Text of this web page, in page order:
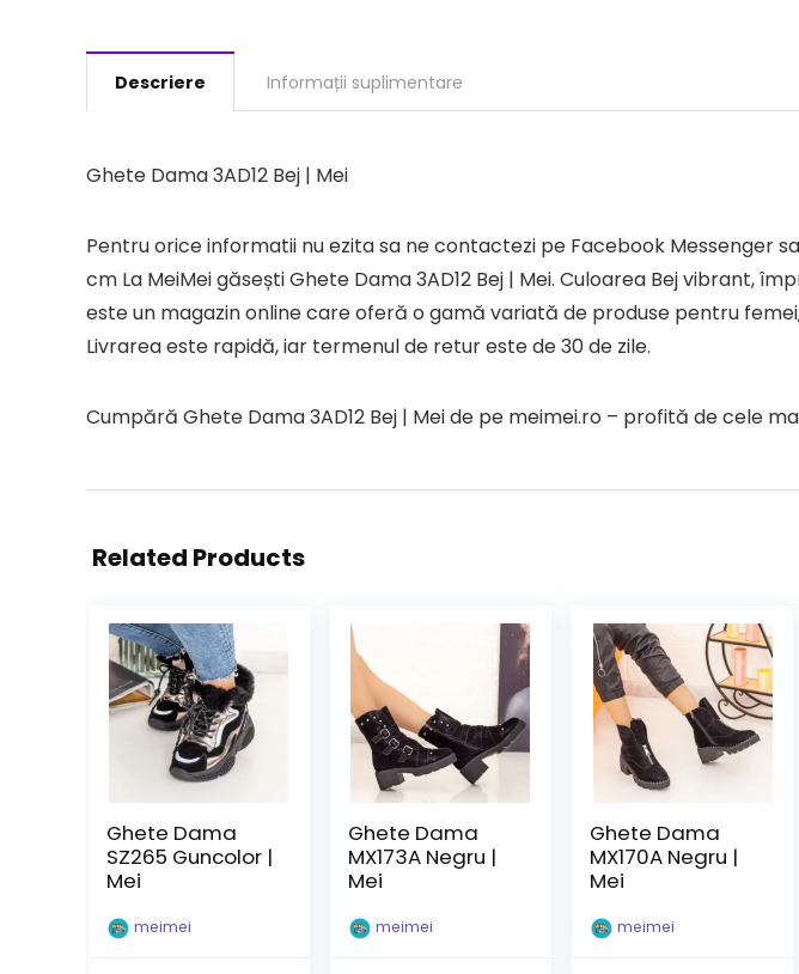
Descriere Informații suplimentare
Ghete Dama 3AD12 Bej | Mei
Pentru orice informatii nu ezita sa ne contactezi pe Facebook Messenger
cm La MeiMei găsești Ghete Dama 3AD12 Bej | Mei. Culoarea Bej vibrant,
este un magazin online care oferă o gamă variată de produse pentru
Livrarea este rapidă, iar termenul de retur este de 30 de zile.
Cumpără Ghete Dama 3AD12 Bej | Mei de pe meimei.ro – profită de cele
Related Products
Ghete Dama
SZ265 Guncolor |
Mei
meimei
Ghete Dama
MX173A Negru |
Mei
meimei
Ghete Dama
MX170A Negru |
Mei
meimei